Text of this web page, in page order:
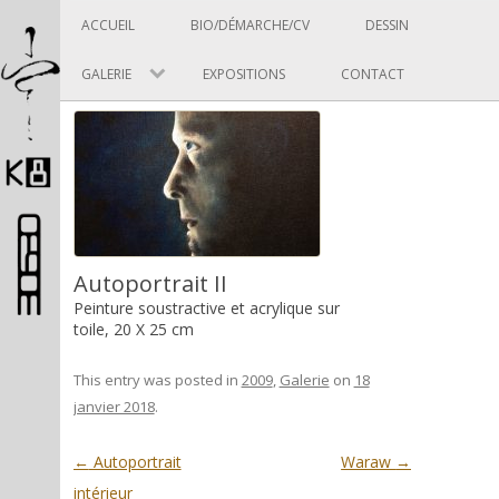
Pascal Picard
ACCUEIL BIO/DÉMARCHE/CV DESSIN
GALERIE EXPOSITIONS CONTACT
Autoportrait II
Peinture soustractive et acrylique sur
toile, 20 X 25 cm
This entry was posted in 2009, Galerie on 18
janvier 2018.
Post navigation
← Autoportrait
intérieur
Waraw →